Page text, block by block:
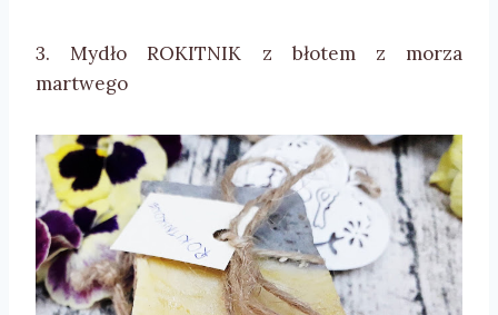
3. Mydło ROKITNIK z błotem z morza
martwego